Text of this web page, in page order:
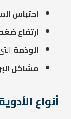
احتباس
ارتفاع
الوذمة
مشاكل
أنواع